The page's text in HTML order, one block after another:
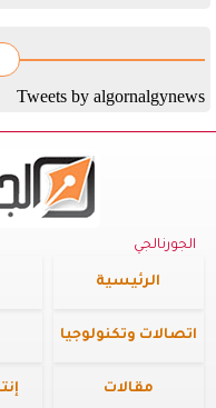
Tweets by algornalgynews
الجورنالجي
الرئيسية
اتصالات وتكنولوجيا
مقالات